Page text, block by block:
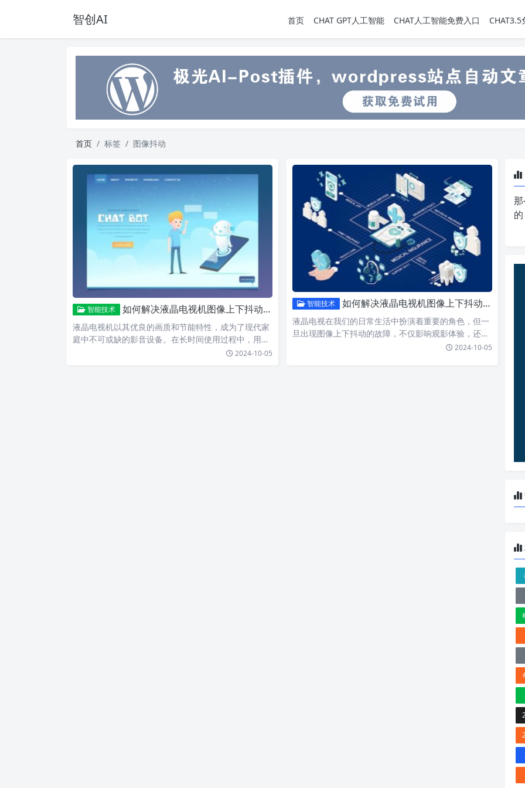
智创AI 首页 CHAT GPT人工智能 CHAT人工智能免费入口
首页 标签 图像抖动
智能技术 如何解决液晶电视机图像上下抖动故障，让画面恢复清晰流畅？
液晶电视机以其优良的画质和节能特性，成为了现代家
庭中不可或缺的影音设备。在长时间使用过程中，用户
2024-10-05
智能技术 如何解决液晶电视机图像上下抖动故障，提升观看体验，让你不再烦恼！
液晶电视在我们的日常生活中扮演着重要的角色，但一
旦出现图像上下抖动的故障，不仅影响观影体验，还可
2024-10-05